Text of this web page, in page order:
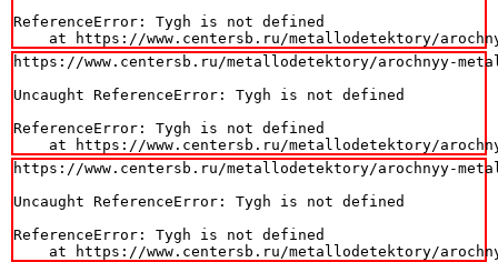
ReferenceError: Tygh is not defined
at https://www.centersb.ru/metallodetektory/
https://www.centersb.ru/metallodetektory/arochnyy-
Uncaught ReferenceError: Tygh is not defined
ReferenceError: Tygh is not defined
at https://www.centersb.ru/metallodetektory/
https://www.centersb.ru/metallodetektory/arochnyy-
Uncaught ReferenceError: Tygh is not defined
ReferenceError: Tygh is not defined
at https://www.centersb.ru/metallodetektory/